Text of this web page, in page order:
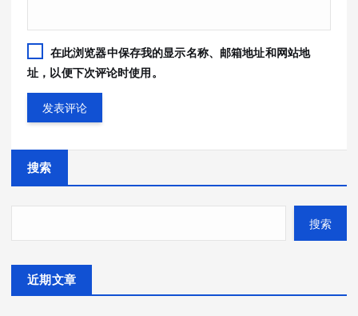
在此浏览器中保存我的显示名称、邮箱地址和网站地
址，以便下次评论时使用。
搜索
搜索
近期文章